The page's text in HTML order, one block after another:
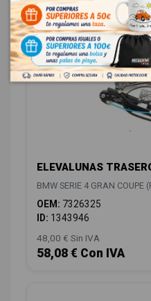
ELEVALUNAS
BMW SERIE 4 GRAN COUPE
OEM: 7326325
ID: 1343946
48,00 € Sin IVA
58,08 € Con IVA